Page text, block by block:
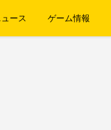
ース ゲーム情報